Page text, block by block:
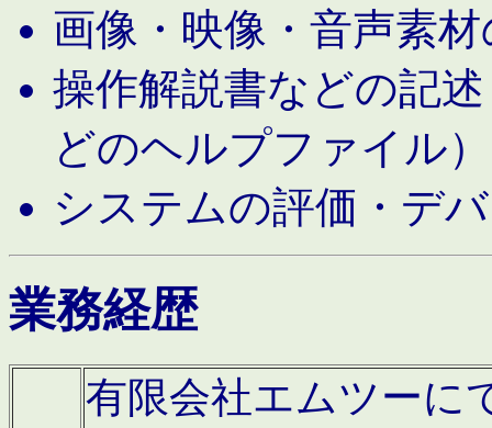
画像・映像・音声素
操作解説書などの記
どのヘルプファイル）
システムの評価・デ
業務経歴
有限会社エムツーに